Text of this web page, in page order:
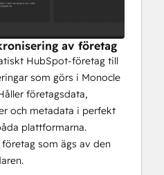
sker någon
Monocles AI-drivna
att ditt CRM
för utförande.
av företag
HubSpot-företag till
som görs i Monocle
företagsdata,
och metadata i perfekt
plattformarna.
som ägs av den